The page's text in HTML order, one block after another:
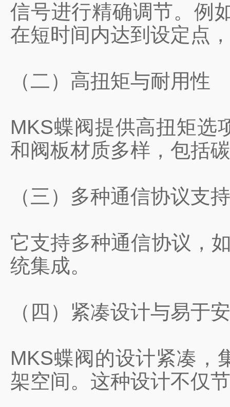
信号进行精确调节。例
在短时间内达到设定点
（二）高扭矩与耐用性
MKS蝶阀提供高扭矩选
和阀板材质多样，包括
（三）多种通信协议支持
它支持多种通信协议，
统集成。
（四）紧凑设计与易于
MKS蝶阀的设计紧凑，
架空间。这种设计不仅